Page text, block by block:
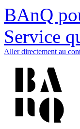
BAnQ
Service
Aller directement au